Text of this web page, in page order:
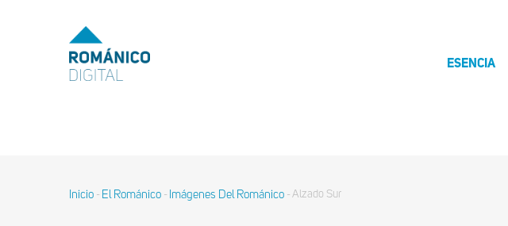
MENU
TOP
ESENCIA
Sobrescribir
Inicio - El Románico - Imágenes Del Románico - Alzado Sur